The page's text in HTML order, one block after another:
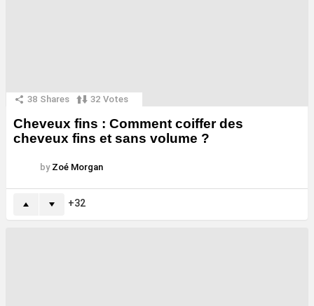
38 Shares 32 Votes
Cheveux fins : Comment coiffer des
cheveux fins et sans volume ?
by Zoé Morgan
32